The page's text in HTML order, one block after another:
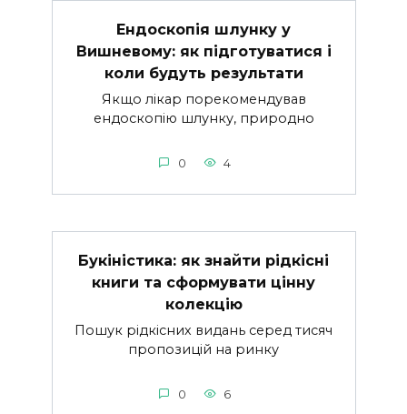
Ендоскопія шлунку у
Вишневому: як підготуватися і
коли будуть результати
Якщо лікар порекомендував
ендоскопію шлунку, природно
0 4
Букіністика: як знайти рідкісні
книги та сформувати цінну
колекцію
Пошук рідкісних видань серед тисяч
пропозицій на ринку
0 6